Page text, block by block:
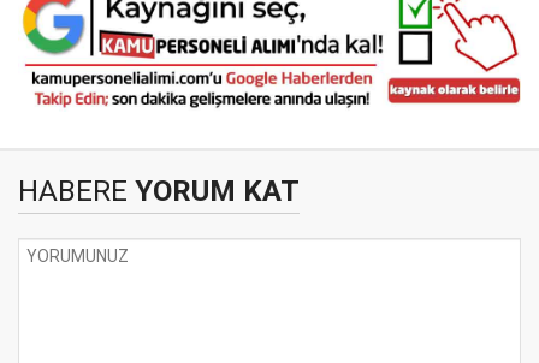
HABERE YORUM KAT